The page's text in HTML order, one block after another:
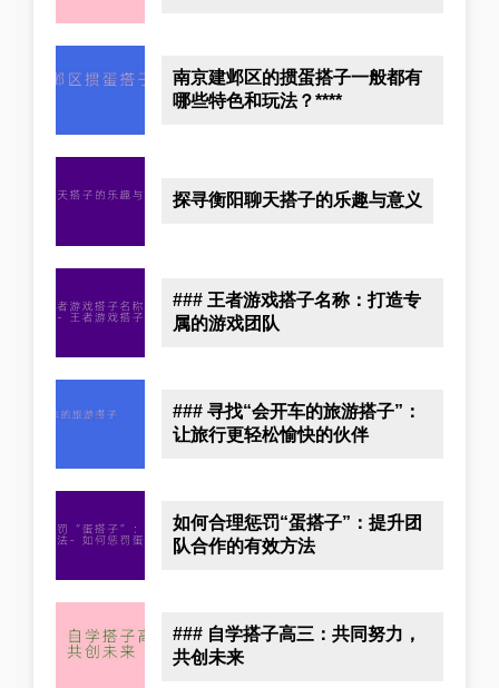
南京建邺区的掼蛋搭子一般都有
哪些特色和玩法？****
探寻衡阳聊天搭子的乐趣与意义
### 王者游戏搭子名称：打造专
属的游戏团队
### 寻找“会开车的旅游搭子”：
让旅行更轻松愉快的伙伴
如何合理惩罚“蛋搭子”：提升团
队合作的有效方法
### 自学搭子高三：共同努力，
共创未来